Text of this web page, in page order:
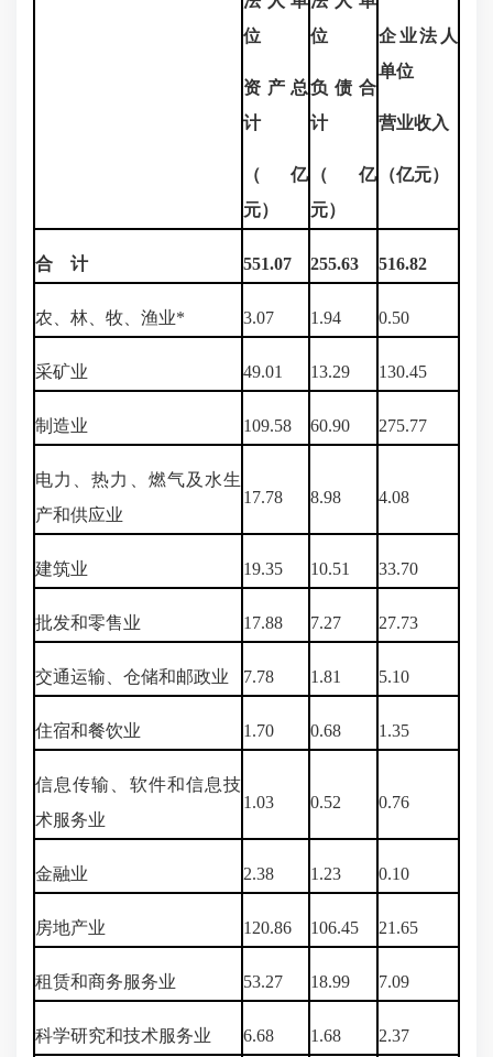
位
资产总
计
（ 亿
元）
位
负债合
计
（ 亿
元）
企业法人
单位
营业收入
（亿元）
合 计 551.07 255.63 516.82
农、林、牧、渔业* 3.07 1.94 0.50
采矿业 49.01 13.29 130.45
制造业 109.58 60.90 275.77
电力、热力、燃气及水生
产和供应业
17.78 8.98 4.08
建筑业 19.35 10.51 33.70
批发和零售业 17.88 7.27 27.73
交通运输、仓储和邮政业 7.78 1.81 5.10
住宿和餐饮业 1.70 0.68 1.35
信息传输、软件和信息技
术服务业
1.03 0.52 0.76
金融业 2.38 1.23 0.10
房地产业 120.86 106.45 21.65
租赁和商务服务业 53.27 18.99 7.09
科学研究和技术服务业 6.68 1.68 2.37